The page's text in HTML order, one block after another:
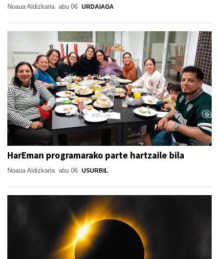
Noaua Aldizkaria abu 06 URDAIAGA
HarEman programarako parte hartzaile bila
Noaua Aldizkaria abu 06 USURBIL